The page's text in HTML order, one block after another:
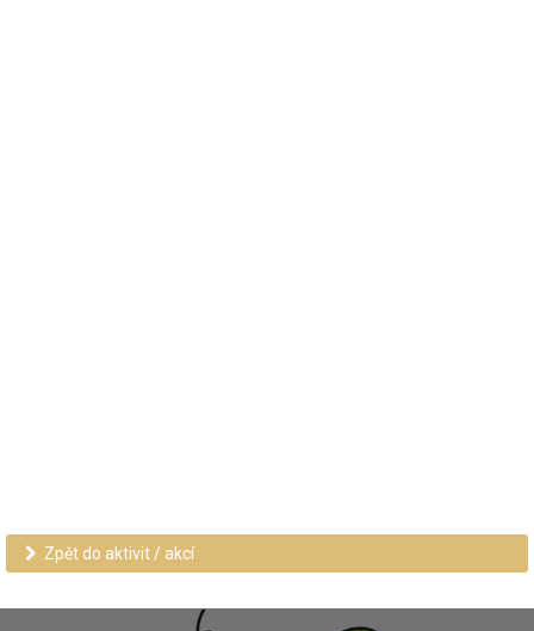
Zpět do aktivit / akcí